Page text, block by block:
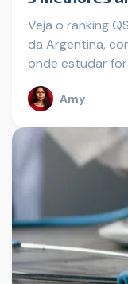
Veja o ranking
da Argentina,
onde estudar
Amy